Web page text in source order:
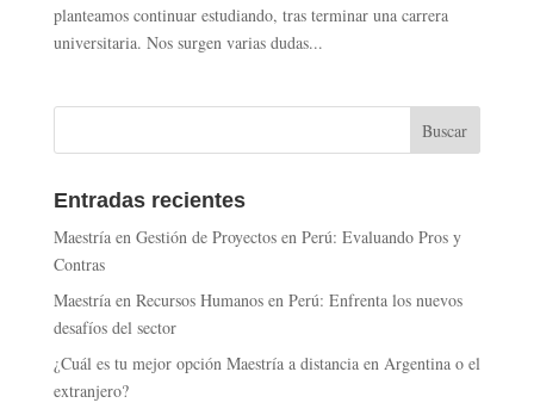
planteamos continuar estudiando, tras terminar una carrera
universitaria. Nos surgen varias dudas...
Entradas recientes
Maestría en Gestión de Proyectos en Perú: Evaluando Pros y
Contras
Maestría en Recursos Humanos en Perú: Enfrenta los nuevos
desafíos del sector
¿Cuál es tu mejor opción Maestría a distancia en Argentina o el
extranjero?